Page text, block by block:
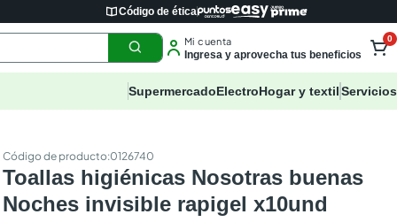
Código de ética
Mi cuenta
Ingresa y aprovecha tus beneficios
0
SupermercadoElectroHogar y textilServicios
:0126740
Toallas higiénicas Nosotras buenas
Noches invisible rapigel x10und